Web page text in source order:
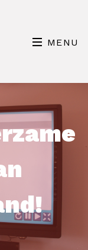
MENU